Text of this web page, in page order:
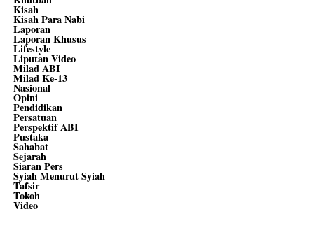
Kisah
Kisah Para Nabi
Laporan
Laporan Khusus
Lifestyle
Liputan Video
Milad ABI
Milad Ke-13
Nasional
Opini
Pendidikan
Persatuan
Perspektif ABI
Pustaka
Sahabat
Sejarah
Siaran Pers
Syiah Menurut Syiah
Tafsir
Tokoh
Video